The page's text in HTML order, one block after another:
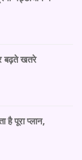
बढ़ते खतरे
पूरा प्लान,